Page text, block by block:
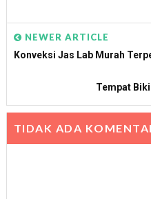
NEWER ARTICLE
Konveksi Jas Lab Murah
Tempat
TIDAK ADA